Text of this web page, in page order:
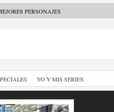
PERSONAJES
YO Y MIS SERIES